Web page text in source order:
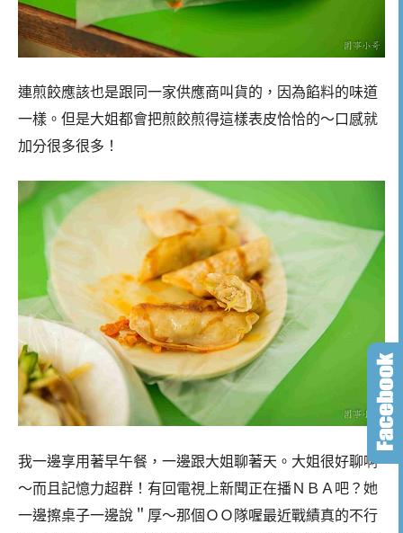
連煎餃應該也是跟同一家供應商叫貨的，因為餡料的味道
一樣。但是大姐都會把煎餃煎得這樣表皮恰恰的～口感就
加分很多很多！
我一邊享用著早午餐，一邊跟大姐聊著天。大姐很好聊啊
～而且記憶力超群！有回電視上新聞正在播ＮＢＡ吧？她
一邊擦桌子一邊說＂厚～那個ＯＯ隊喔最近戰績真的不行